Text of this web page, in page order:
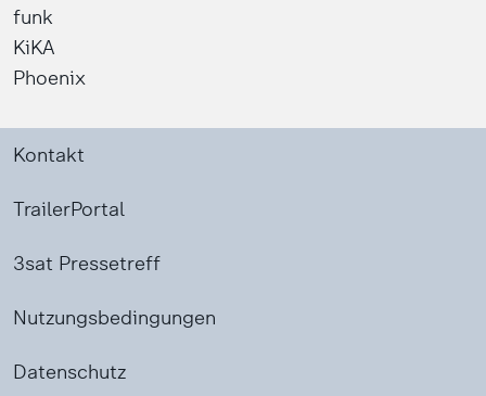
funk
KiKA
Phoenix
Kontakt
TrailerPortal
3sat Pressetreff
Nutzungsbedingungen
Datenschutz